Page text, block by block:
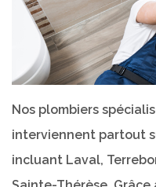
Nos plombiers
interviennent partout
incluant Laval,